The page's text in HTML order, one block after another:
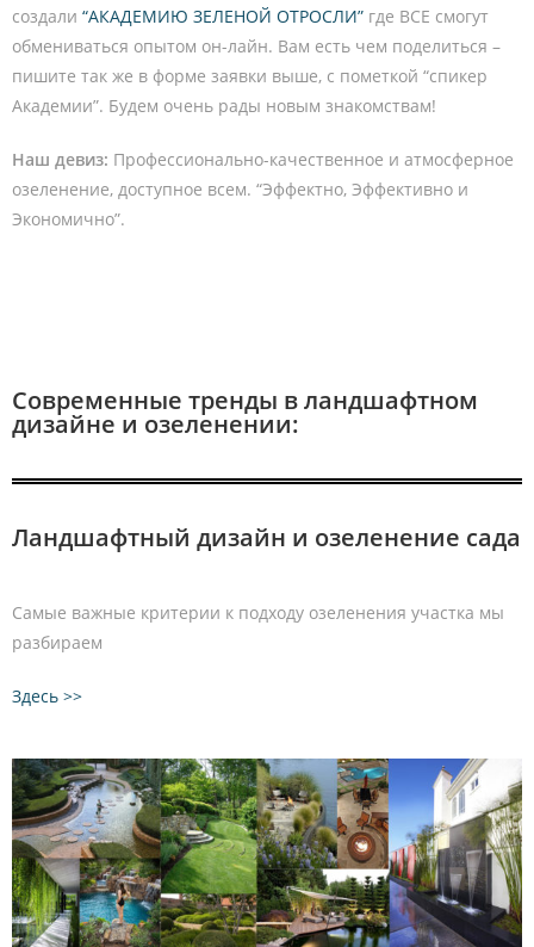
создали “АКАДЕМИЮ ЗЕЛЕНОЙ ОТРОСЛИ” где ВСЕ смогут
обмениваться опытом он-лайн. Вам есть чем поделиться –
пишите так же в форме заявки выше, с пометкой “спикер
Академии”. Будем очень рады новым знакомствам!
Наш девиз: Профессионально-качественное и атмосферное
озеленение, доступное всем. “Эффектно, Эффективно и
Экономично”.
Современные тренды в ландшафтном
дизайне и озеленении:
Ландшафтный дизайн и озеленение сада
Самые важные критерии к подходу озеленения участка мы
разбираем
Здесь >>